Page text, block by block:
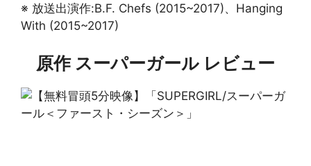
※ 放送出演作:B.F. Chefs (2015~2017)、Hanging
With (2015~2017)
原作 スーパーガール レビュー